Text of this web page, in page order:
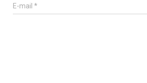
E-mail*